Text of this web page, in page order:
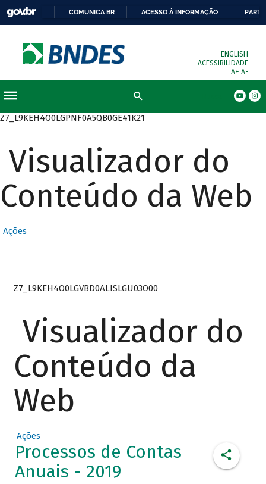
COMUNICA BR ACESSO À INFORMAÇÃO
ENGLISH
ACESSIBILIDADE
A+ A-
Z7_L9KEH4O0LGPNF0A5QB0GE41K21
Visualizador do
Conteúdo da Web
Ações
Z7_L9KEH4O0LGVBD0ALISLGU03O00
Visualizador do
Conteúdo da
Web
Ações
Processos de Contas
Anuais - 2019